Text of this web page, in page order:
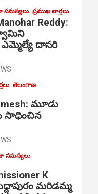
సమస్యలు ప్రముఖ వార్తలు
Reddy:
ఎమ్మెల్యే దాసరి
తెలంగాణ
మూడు
సాధించిన
సమస్యలు
K
మరిడమ్మ